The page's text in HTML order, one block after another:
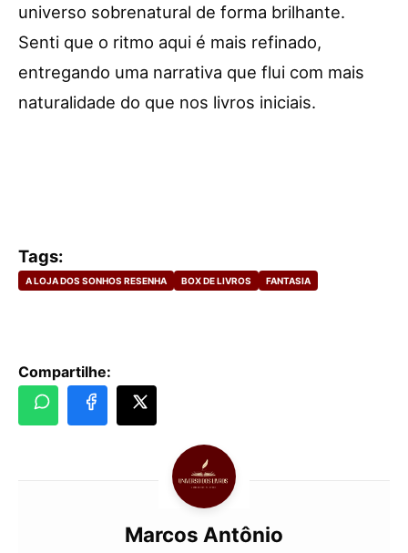
universo sobrenatural de forma brilhante.
Senti que o ritmo aqui é mais refinado,
entregando uma narrativa que flui com mais
naturalidade do que nos livros iniciais.
Tags:
A LOJA DOS SONHOS RESENHA BOX DE LIVROS FANTASIA
Compartilhe:
Marcos Antônio